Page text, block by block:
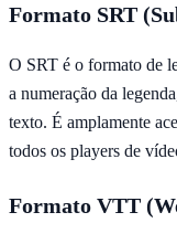
Formato SRT
O SRT é o formato de
a numeração da
texto. É amplamente
todos os players de
Formato VTT